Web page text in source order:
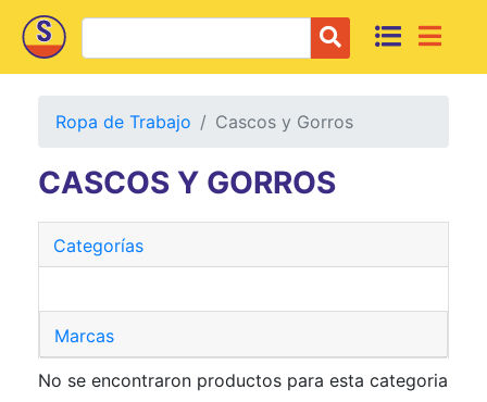
Ropa de Trabajo Cascos y Gorros
CASCOS Y GORROS
Categorías
Marcas
No se encontraron productos para esta categoria